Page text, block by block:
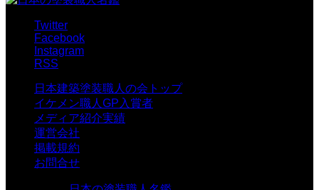
Twitter
Facebook
Instagram
RSS
日本建築塗装職人の会トップ
イケメン職人GP入賞者
メディア紹介実績
運営会社
掲載規約
お問合せ